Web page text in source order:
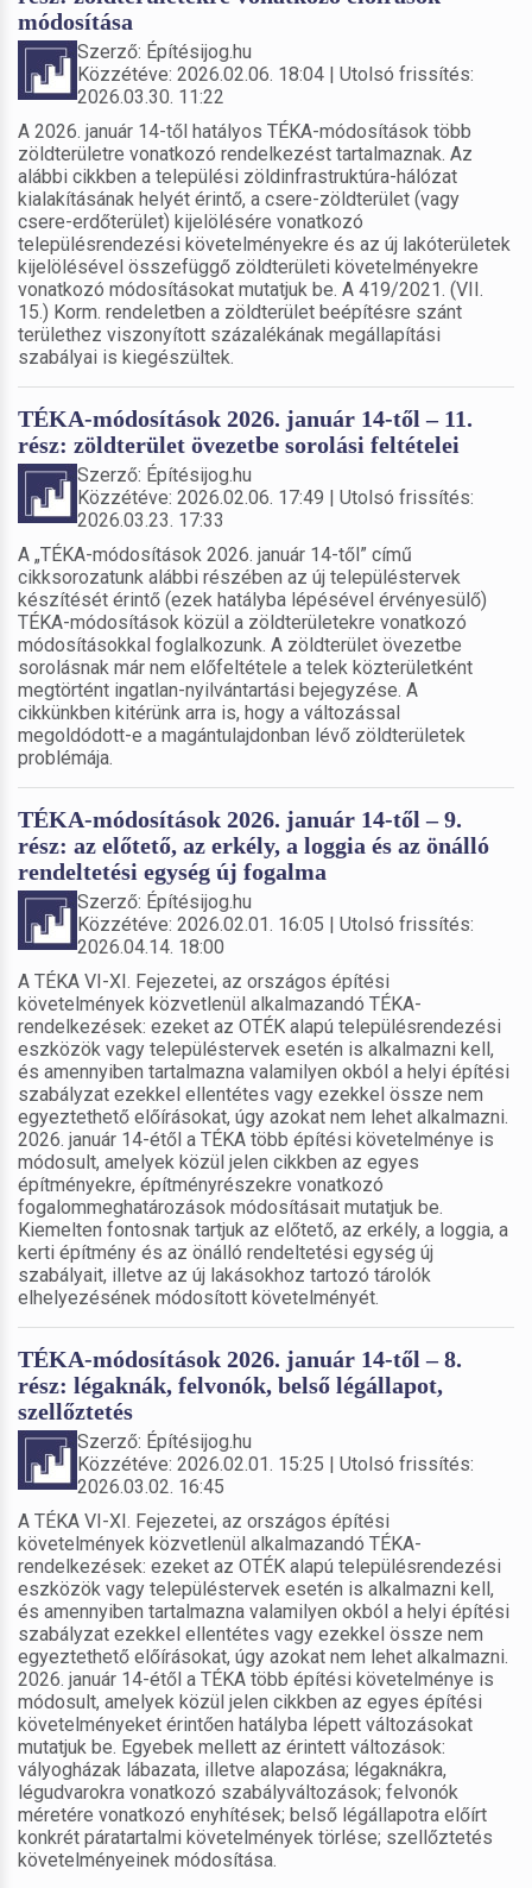
módosítása
Szerző: Építésijog.hu
Közzétéve: 2026.02.06. 18:04 | Utolsó frissítés:
2026.03.30. 11:22
A 2026. január 14-től hatályos TÉKA-módosítások több
zöldterületre vonatkozó rendelkezést tartalmaznak. Az
alábbi cikkben a települési zöldinfrastruktúra-hálózat
kialakításának helyét érintő, a csere-zöldterület (vagy
csere-erdőterület) kijelölésére vonatkozó
településrendezési követelményekre és az új lakóterületek
kijelölésével összefüggő zöldterületi követelményekre
vonatkozó módosításokat mutatjuk be. A 419/2021. (VII.
15.) Korm. rendeletben a zöldterület beépítésre szánt
területhez viszonyított százalékának megállapítási
szabályai is kiegészültek.
TÉKA-módosítások 2026. január 14-től – 11.
rész: zöldterület övezetbe sorolási feltételei
Szerző: Építésijog.hu
Közzétéve: 2026.02.06. 17:49 | Utolsó frissítés:
2026.03.23. 17:33
A „TÉKA-módosítások 2026. január 14-től” című
cikksorozatunk alábbi részében az új településtervek
készítését érintő (ezek hatályba lépésével érvényesülő)
TÉKA-módosítások közül a zöldterületekre vonatkozó
módosításokkal foglalkozunk. A zöldterület övezetbe
sorolásnak már nem előfeltétele a telek közterületként
megtörtént ingatlan-nyilvántartási bejegyzése. A
cikkünkben kitérünk arra is, hogy a változással
megoldódott-e a magántulajdonban lévő zöldterületek
problémája.
TÉKA-módosítások 2026. január 14-től – 9.
rész: az előtető, az erkély, a loggia és az önálló
rendeltetési egység új fogalma
Szerző: Építésijog.hu
Közzétéve: 2026.02.01. 16:05 | Utolsó frissítés:
2026.04.14. 18:00
A TÉKA VI-XI. Fejezetei, az országos építési
követelmények közvetlenül alkalmazandó TÉKA-
rendelkezések: ezeket az OTÉK alapú településrendezési
eszközök vagy településtervek esetén is alkalmazni kell,
és amennyiben tartalmazna valamilyen okból a helyi építési
szabályzat ezekkel ellentétes vagy ezekkel össze nem
egyeztethető előírásokat, úgy azokat nem lehet alkalmazni.
2026. január 14-étől a TÉKA több építési követelménye is
módosult, amelyek közül jelen cikkben az egyes
építményekre, építményrészekre vonatkozó
fogalommeghatározások módosításait mutatjuk be.
Kiemelten fontosnak tartjuk az előtető, az erkély, a loggia, a
kerti építmény és az önálló rendeltetési egység új
szabályait, illetve az új lakásokhoz tartozó tárolók
elhelyezésének módosított követelményét.
TÉKA-módosítások 2026. január 14-től – 8.
rész: légaknák, felvonók, belső légállapot,
szellőztetés
Szerző: Építésijog.hu
Közzétéve: 2026.02.01. 15:25 | Utolsó frissítés:
2026.03.02. 16:45
A TÉKA VI-XI. Fejezetei, az országos építési
követelmények közvetlenül alkalmazandó TÉKA-
rendelkezések: ezeket az OTÉK alapú településrendezési
eszközök vagy településtervek esetén is alkalmazni kell,
és amennyiben tartalmazna valamilyen okból a helyi építési
szabályzat ezekkel ellentétes vagy ezekkel össze nem
egyeztethető előírásokat, úgy azokat nem lehet alkalmazni.
2026. január 14-étől a TÉKA több építési követelménye is
módosult, amelyek közül jelen cikkben az egyes építési
követelményeket érintően hatályba lépett változásokat
mutatjuk be. Egyebek mellett az érintett változások:
vályogházak lábazata, illetve alapozása; légaknákra,
légudvarokra vonatkozó szabályváltozások; felvonók
méretére vonatkozó enyhítések; belső légállapotra előírt
konkrét páratartalmi követelmények törlése; szellőztetés
követelményeinek módosítása.